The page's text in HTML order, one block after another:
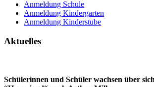
Anmeldung Schule
Anmeldung Kindergarten
Anmeldung Kinderstube
Aktuelles
Schülerinnen und Schüler wachsen über